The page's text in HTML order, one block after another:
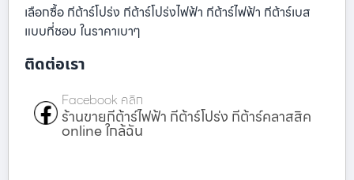
เลือกซื้อ กีต้าร์โปร่ง กีต้าร์โปร่งไฟฟ้า กีต้าร์ไฟฟ้า กีต้าร์เบส
แบบที่ชอบ ในราคาเบาๆ
ติดต่อเรา
Facebook คลิก
ร้านขายกีต้าร์ไฟฟ้า กีต้าร์โปร่ง กีต้าร์คลาสสิค
online ใกล้ฉัน